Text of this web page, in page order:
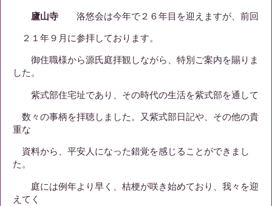
廬山寺 洛悠会は今年で２６年目を迎えますが、前回
２１年９月に参拝しております。
御住職様から源氏庭拝観しながら、特別ご案内を賜りま
した。
紫式部住宅址であり、その時代の生活を紫式部を通して
数々の事柄を拝聴しました。又紫式部日記や、その他の貴
重な
資料から、平安人になった錯覚を感じることができまし
た。
庭には例年より早く、桔梗が咲き始めており、我々を迎
えてく